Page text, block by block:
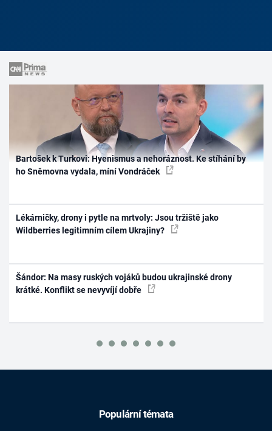
Bartošek k Turkovi: Hyenismus a nehoráznost. Ke stíhání by
ho Sněmovna vydala, míní Vondráček
Lékárničky, drony i pytle na mrtvoly: Jsou tržiště jako
Wildberries legitimním cílem Ukrajiny?
Šándor: Na masy ruských vojáků budou ukrajinské drony
krátké. Konflikt se nevyvíjí dobře
Populární témata